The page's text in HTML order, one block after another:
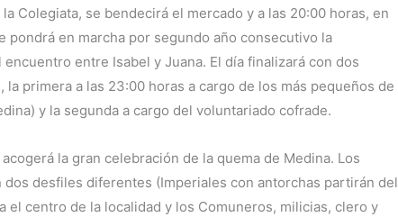
Colegiata, se bendecirá el mercado y a las 20:00 horas, en
pondrá en marcha por segundo año consecutivo la
entre Isabel y Juana. El día finalizará con dos
primera a las 23:00 horas a cargo de los más pequeños de
y la segunda a cargo del voluntariado cofrade.
la gran celebración de la quema de Medina. Los
desfiles diferentes (Imperiales con antorchas partirán del
el centro de la localidad y los Comuneros, milicias, clero y